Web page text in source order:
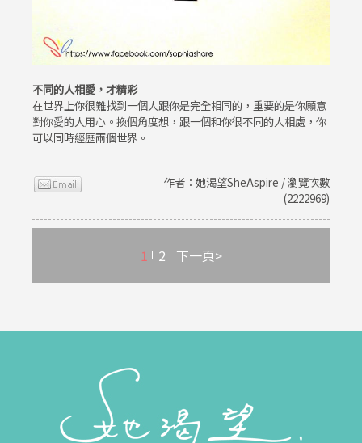
不同的人相愛，才精彩
在世界上你很難找到一個人跟你是完全相同的，重要的是你願意
對你愛的人用心。換個角度想，跟一個和你很不同的人相處，你
可以同時經歷兩個世界。
作者：她渴望SheAspire / 瀏覽次數
(2222969)
1 2 下一頁>